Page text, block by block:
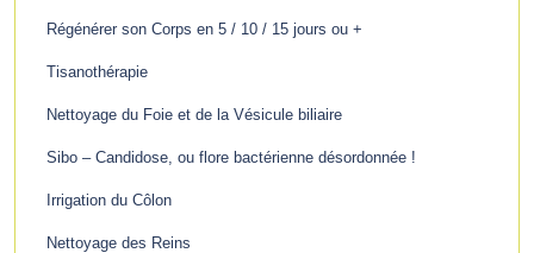
Régénérer son Corps en 5 / 10 / 15 jours ou +
Tisanothérapie
Nettoyage du Foie et de la Vésicule biliaire
Sibo – Candidose, ou flore bactérienne désordonnée !
Irrigation du Côlon
Nettoyage des Reins